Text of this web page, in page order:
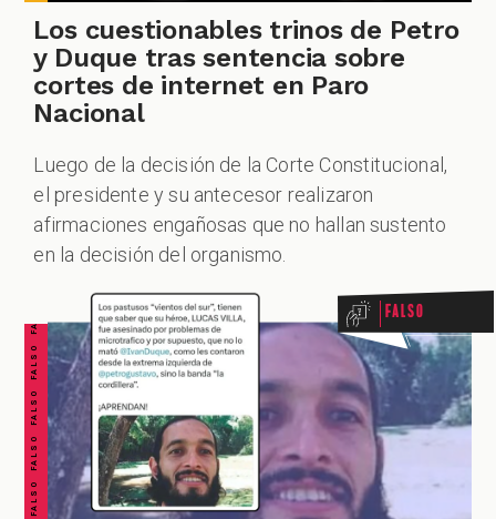
Los cuestionables trinos de Petro
y Duque tras sentencia sobre
cortes de internet en Paro
Nacional
Luego de la decisión de la Corte Constitucional,
el presidente y su antecesor realizaron
afirmaciones engañosas que no hallan sustento
en la decisión del organismo.
FALSO FALSO FALSO FALSO FALSO FALSO FALSO Falso